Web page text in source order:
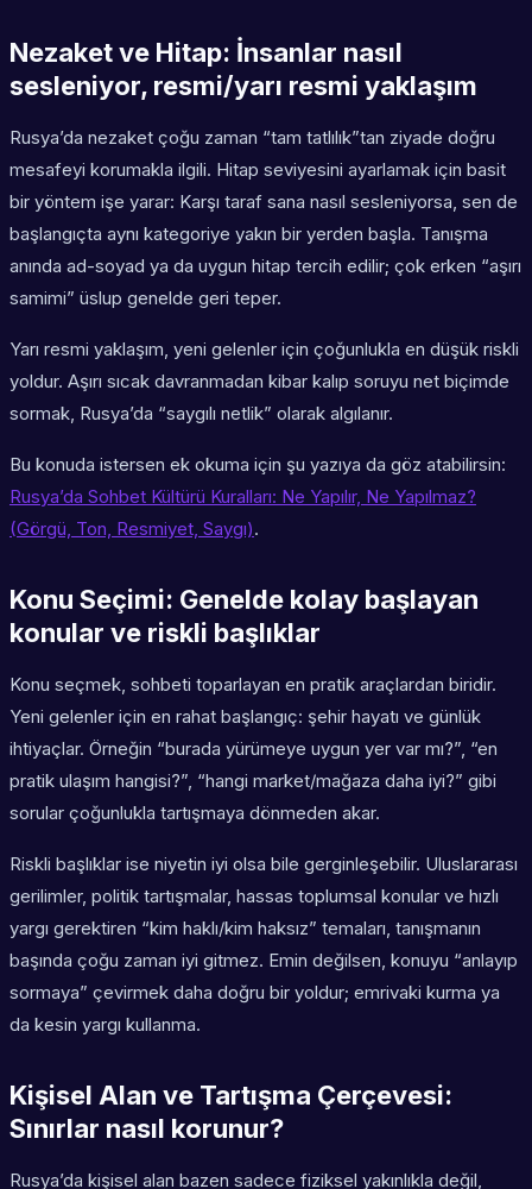
Nezaket ve Hitap: İnsanlar nasıl
sesleniyor, resmi/yarı resmi yaklaşım
Rusya’da nezaket çoğu zaman “tam tatlılık”tan ziyade doğru
mesafeyi korumakla ilgili. Hitap seviyesini ayarlamak için basit
bir yöntem işe yarar: Karşı taraf sana nasıl sesleniyorsa, sen de
başlangıçta aynı kategoriye yakın bir yerden başla. Tanışma
anında ad-soyad ya da uygun hitap tercih edilir; çok erken “aşırı
samimi” üslup genelde geri teper.
Yarı resmi yaklaşım, yeni gelenler için çoğunlukla en düşük riskli
yoldur. Aşırı sıcak davranmadan kibar kalıp soruyu net biçimde
sormak, Rusya’da “saygılı netlik” olarak algılanır.
Bu konuda istersen ek okuma için şu yazıya da göz atabilirsin:
Rusya’da Sohbet Kültürü Kuralları: Ne Yapılır, Ne Yapılmaz?
(Görgü, Ton, Resmiyet, Saygı).
Konu Seçimi: Genelde kolay başlayan
konular ve riskli başlıklar
Konu seçmek, sohbeti toparlayan en pratik araçlardan biridir.
Yeni gelenler için en rahat başlangıç: şehir hayatı ve günlük
ihtiyaçlar. Örneğin “burada yürümeye uygun yer var mı?”, “en
pratik ulaşım hangisi?”, “hangi market/mağaza daha iyi?” gibi
sorular çoğunlukla tartışmaya dönmeden akar.
Riskli başlıklar ise niyetin iyi olsa bile gerginleşebilir. Uluslararası
gerilimler, politik tartışmalar, hassas toplumsal konular ve hızlı
yargı gerektiren “kim haklı/kim haksız” temaları, tanışmanın
başında çoğu zaman iyi gitmez. Emin değilsen, konuyu “anlayıp
sormaya” çevirmek daha doğru bir yoldur; emrivaki kurma ya
da kesin yargı kullanma.
Kişisel Alan ve Tartışma Çerçevesi:
Sınırlar nasıl korunur?
Rusya’da kişisel alan bazen sadece fiziksel yakınlıkla değil,